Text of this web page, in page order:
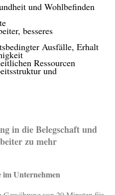
und Wohlbefinden
besseres
Ausfälle, Erhalt
Ressourcen
und
in die Belegschaft und
zu mehr
im Unternehmen